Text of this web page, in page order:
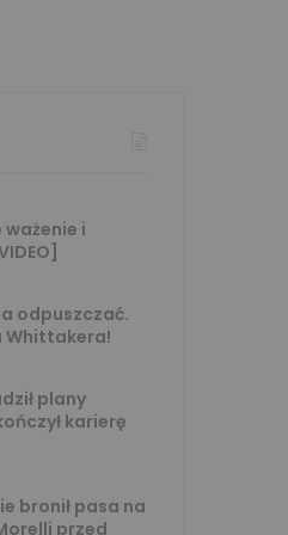
ważenie i
odpuszczać.
Whittakera!
plany
karierę
bronił pasa na
przed